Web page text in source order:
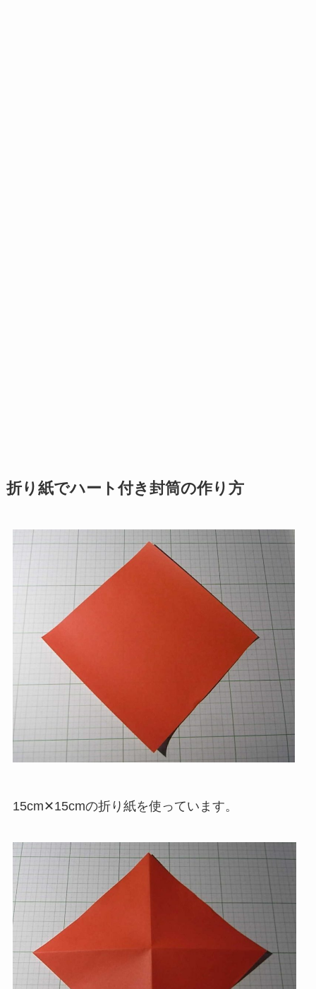
折り紙でハート付き封筒の作り方
15cm✕15cmの折り紙を使っています。